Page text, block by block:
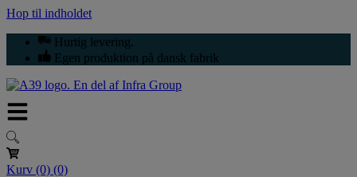
Hop til indholdet
Hurtig levering.
Egen produktion på dansk fabrik
Kurv (0) (0)